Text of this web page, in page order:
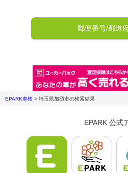
郵便番号/都道
EPARK車検 > 埼玉県加須市の検索結果